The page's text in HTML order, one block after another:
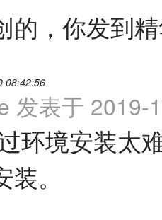
的，你发到
08:42:56
发表于 2019-
环境安装太
。